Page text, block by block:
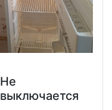
Не
выключается